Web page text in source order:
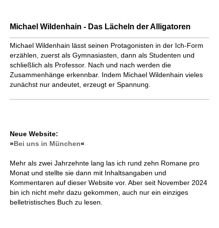
Michael Wildenhain - Das Lächeln der Alligatoren
Michael Wildenhain lässt seinen Prota­gonisten in der Ich-Form
erzählen, zuerst als Gymnasiasten, dann als Studenten und
schließlich als Professor. Nach und nach werden die
Zusammenhänge erkennbar. Indem Michael Wildenhain vieles
zunächst nur andeutet, erzeugt er Spannung.
Neue Website:
»Bei uns in München«
Mehr als zwei Jahrzehnte lang las ich rund zehn Romane pro
Monat und stellte sie dann mit Inhaltsangaben und
Kommentaren auf dieser Website vor. Aber seit November 2024
bin ich nicht mehr dazu gekommen, auch nur ein einziges
belletristisches Buch zu lesen.